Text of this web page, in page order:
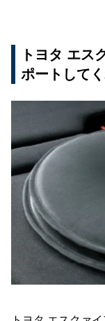
トヨタ エス
ポートして